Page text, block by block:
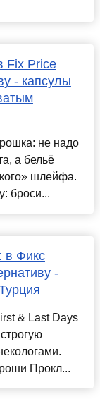
Fix Price
- капсулы
не надо
а бельё
шлейфа.
броси...
в Фикс
-
& Last Days
Прокл...